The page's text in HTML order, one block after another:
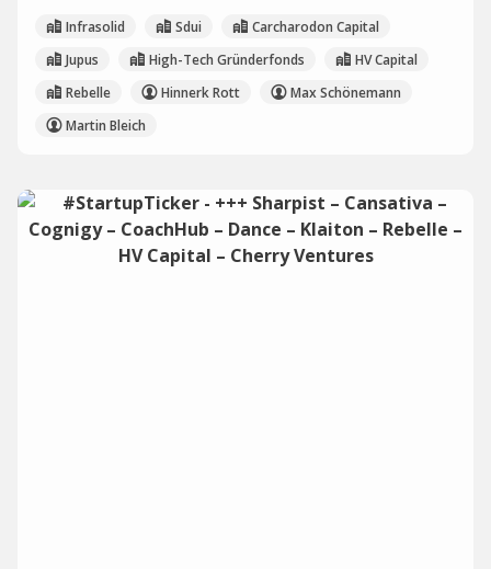
Infrasolid Sdui
Carcharodon Capital
Jupus
High-Tech Gründerfonds
HV Capital
Rebelle
Hinnerk Rott
Max Schönemann
Martin Bleich